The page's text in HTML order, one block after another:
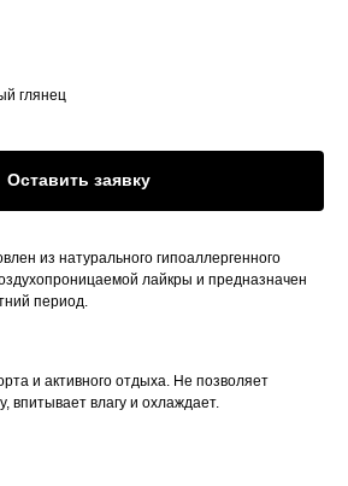
глянец
Оставить заявку
из натурального гипоаллергенного
лайкры и предназначен
период.
и активного отдыха. Не позволяет
впитывает влагу и охлаждает.